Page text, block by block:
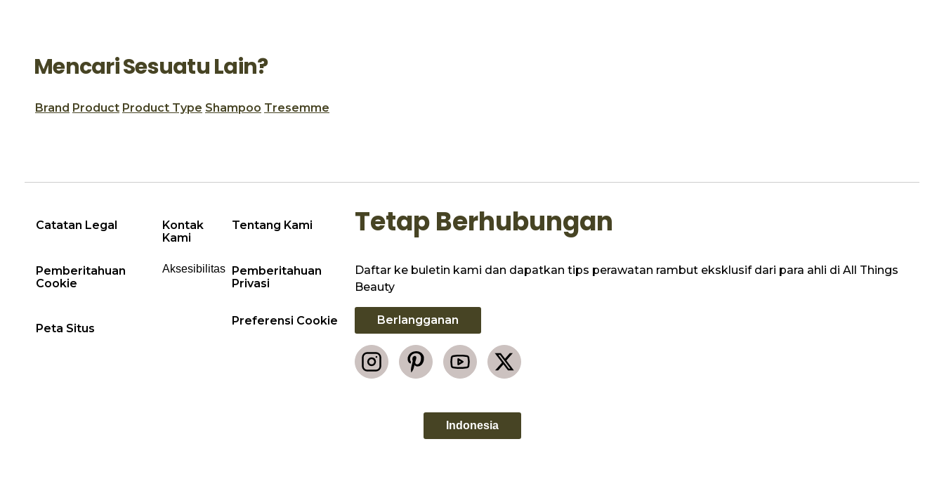
Mencari Sesuatu Lain?
Brand Product Product Type Shampoo Tresemme
Catatan Legal
Pemberitahuan
Cookie
Peta Situs
Kontak
Kami
Aksesibilitas
Tentang Kami
Pemberitahuan
Privasi
Preferensi Cookie
Tetap Berhubungan
Daftar ke buletin kami dan dapatkan tips perawatan rambut eksklusif dari para ahli di All Things
Beauty
Berlangganan
Indonesia